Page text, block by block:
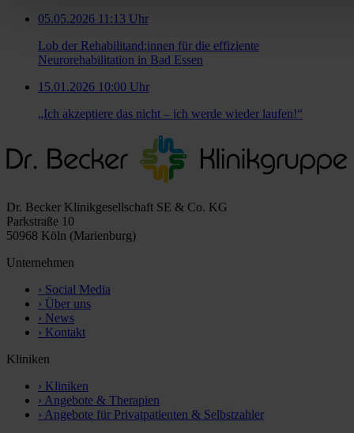
05.05.2026 11:13 Uhr
Lob der Rehabilitand:innen für die effiziente
Neurorehabilitation in Bad Essen
15.01.2026 10:00 Uhr
„Ich akzeptiere das nicht – ich werde wieder laufen!“
Dr. Becker Klinikgesellschaft SE & Co. KG
Parkstraße 10
50968 Köln (Marienburg)
Unternehmen
› Social Media
› Über uns
› News
› Kontakt
Kliniken
› Kliniken
› Angebote & Therapien
› Angebote für Privatpatienten & Selbstzahler